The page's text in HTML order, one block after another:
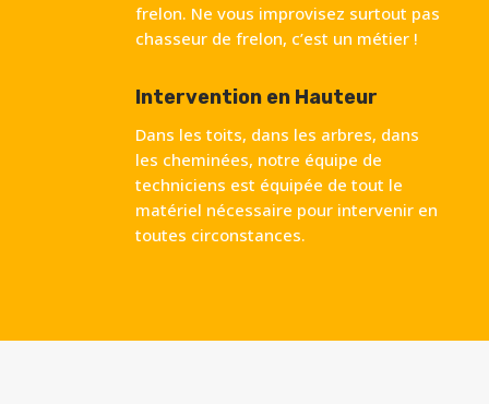
frelon. Ne vous improvisez surtout pas
chasseur de frelon, c’est un métier !
Intervention en Hauteur
Dans les toits, dans les arbres, dans
les cheminées, notre équipe de
techniciens est équipée de tout le
matériel nécessaire pour intervenir en
toutes circonstances.